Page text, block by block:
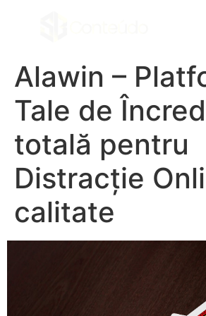
panel
Alawin –
Tale de
totală pentru
Distracție
calitate